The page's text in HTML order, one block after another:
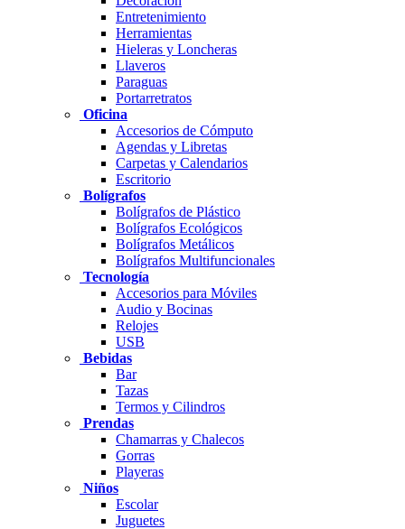
Entretenimiento
Herramientas
Hieleras y Loncheras
Llaveros
Paraguas
Portarretratos
Oficina
Accesorios de Cómputo
Agendas y Libretas
Carpetas y Calendarios
Escritorio
Bolígrafos
Bolígrafos de Plástico
Bolígrafos Ecológicos
Bolígrafos Metálicos
Bolígrafos Multifuncionales
Tecnología
Accesorios para Móviles
Audio y Bocinas
Relojes
USB
Bebidas
Bar
Tazas
Termos y Cilindros
Prendas
Chamarras y Chalecos
Gorras
Playeras
Niños
Escolar
Juguetes